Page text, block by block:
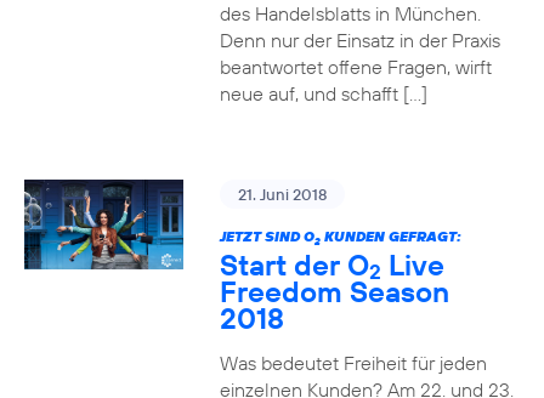
des Handelsblatts in München.
Denn nur der Einsatz in der Praxis
beantwortet offene Fragen, wirft
neue auf, und schafft […]
21. Juni 2018
JETZT SIND O2KUNDEN GEFRAGT:
Start der O2 Live
Freedom Season
2018
Was bedeutet Freiheit für jeden
einzelnen Kunden? Am 22. und 23.